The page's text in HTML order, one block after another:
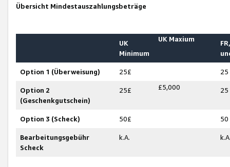
Übersicht Mindestauszahlungsbeträge
UK
Minimum
UK Maxium
Option 1 (Überweisung) 25£ 25
Option 2
(Geschenkgutschein)
25£ £5,000 25
Option 3 (Scheck) 50£ 50
Bearbeitungsgebühr
Scheck
k.A.